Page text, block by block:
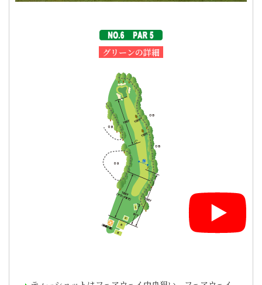
グリーンの詳細